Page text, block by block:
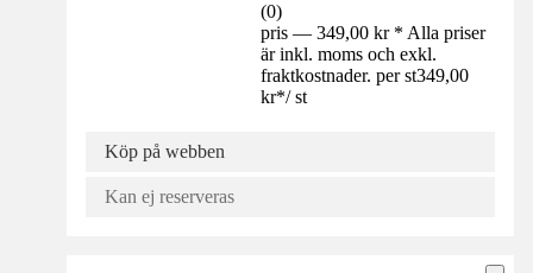
(0)
pris — 349,00 kr * Alla priser
är inkl. moms och exkl.
fraktkostnader. per st349,00
kr*/ st
Köp på webben
Kan ej reserveras